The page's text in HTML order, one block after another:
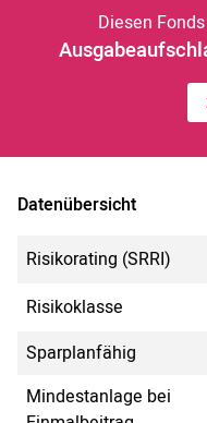
Diesen
Datenübersicht
Risikorating (SRRI)
Risikoklasse
Sparplanfähig
Mindestanlage bei